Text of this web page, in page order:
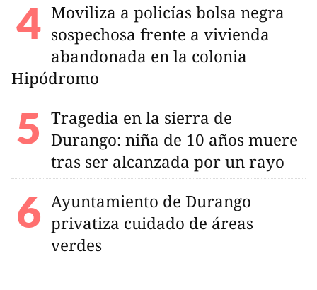
Moviliza a policías bolsa negra
sospechosa frente a vivienda
abandonada en la colonia
Hipódromo
Tragedia en la sierra de
Durango: niña de 10 años muere
tras ser alcanzada por un rayo
Ayuntamiento de Durango
privatiza cuidado de áreas
verdes